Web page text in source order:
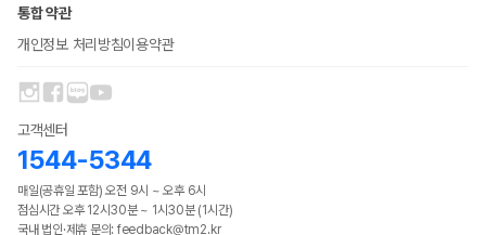
통합 약관
개인정보 처리방침이용약관
고객센터
1544-5344
매일(공휴일 포함) 오전 9시 ~ 오후 6시
점심시간 오후 12시30분 ~ 1시30분 (1시간)
국내 법인·제휴 문의: feedback@tm2.kr